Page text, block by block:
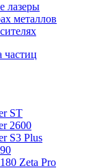
лазеры
металлов
частиц
ST
2600
S3 Plus
Zeta Pro